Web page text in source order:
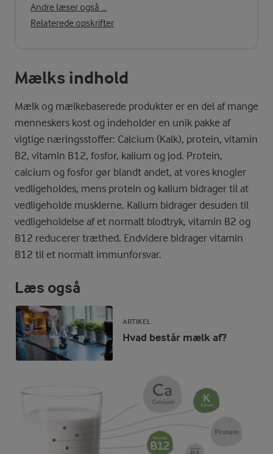
Andre læser også ...
Relaterede opskrifter
Mælks indhold
Mælk og mælkebaserede produkter er en del af mange
menneskers kost og indeholder en unik pakke af
vigtige næringsstoffer: Calcium (Kalk), protein, vitamin
B2, vitamin B12, fosfor, kalium og jod. Protein,
calcium og fosfor gør blandt andet, at vores knogler
vedligeholdes, mens protein og kalium bidrager til at
vedligeholde musklerne. Kalium bidrager desuden til
vedligeholdelse af et normalt blodtryk, vitamin B2 og
B12 reducerer træthed. Endvidere bidrager vitamin
B12 til et normalt immunforsvar.
Læs også
ARTIKEL
Hvad består mælk af?